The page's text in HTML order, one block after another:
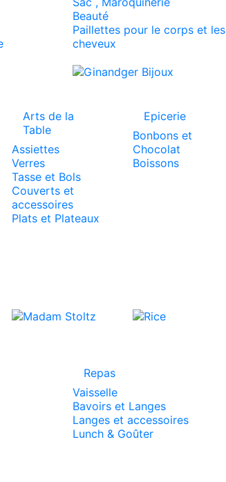
Beauté
Paillettes pour le corps et les
cheveux
Arts de la
Table
Assiettes
Verres
Tasse et Bols
Couverts et
accessoires
Plats et Plateaux
Epicerie
Bonbons et
Chocolat
Boissons
Repas
Vaisselle
Bavoirs et Langes
Langes et accessoires
Lunch & Goûter